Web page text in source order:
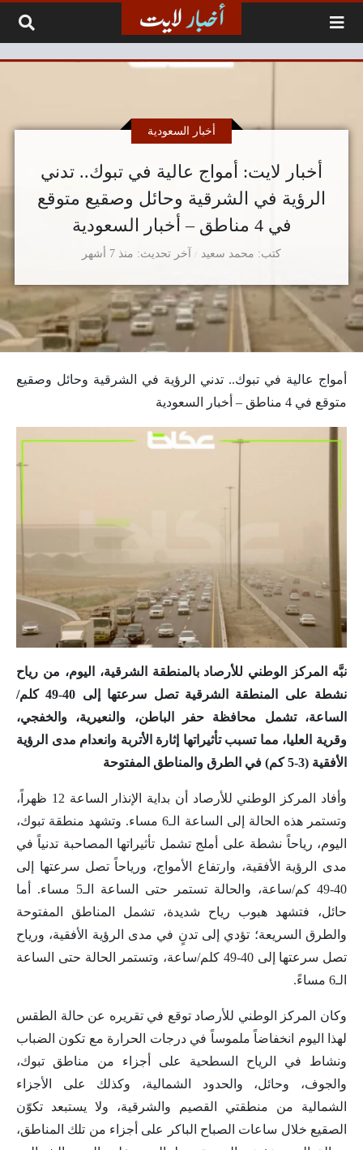
أخبار لايت: أمواج عالية في تبوك.. تدني
الرؤية في الشرقية وحائل وصقيع متوقع
في 4 مناطق – أخبار السعودية
كتب محمد سعيد
أخبار السعودية
آخر تحديث منذ 7 أشهر
أمواج عالية في تبوك.. تدني الرؤية في الشرقية وحائل وصقيع
متوقع في 4 مناطق – أخبار السعودية
نبَّه المركز الوطني للأرصاد بالمنطقة الشرقية، اليوم، من رياح
نشطة على المنطقة الشرقية تصل سرعتها إلى 40-49 كلم/
الساعة، تشمل محافظة حفر الباطن، والنعيرية، والخفجي،
وقرية العليا، مما تسبب تأثيراتها إثارة الأتربة وانعدام مدى الرؤية
الأفقية (3-5 كم) في الطرق والمناطق المفتوحة
وأفاد المركز الوطني للأرصاد أن بداية الإنذار الساعة 12 ظهراً،
وتستمر هذه الحالة إلى الساعة الـ6 مساء. وتشهد منطقة تبوك،
اليوم، رياحاً نشطة على أملج تشمل تأثيراتها المصاحبة تدنياً في
مدى الرؤية الأفقية، وارتفاع الأمواج، ورياحاً تصل سرعتها إلى
40-49 كم/ساعة، والحالة تستمر حتى الساعة الـ5 مساء.‏ أما
حائل، فتشهد هبوب رياح شديدة، تشمل ‏المناطق ‏المفتوحة
والطرق السريعة؛ تؤدي إلى تدنٍ في مدى الرؤية الأفقية، ورياح
تصل سرعتها إلى 40-49 كلم/ساعة، وتستمر الحالة حتى الساعة
الـ6 مساءً.
وكان المركز الوطني للأرصاد توقع في تقريره عن حالة الطقس
لهذا اليوم انخفاضاً ملموساً في درجات الحرارة مع تكون الضباب
ونشاط في الرياح السطحية على أجزاء من مناطق تبوك،
والجوف، وحائل، والحدود الشمالية، وكذلك على الأجزاء
الشمالية من منطقتي القصيم والشرقية، ولا يستبعد تكوّن
الصقيع خلال ساعات الصباح الباكر على أجزاء من تلك المناطق،